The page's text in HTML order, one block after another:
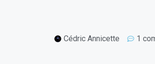
Cédric Annicette 1